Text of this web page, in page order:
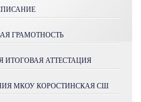
ГРАМОТНОСТЬ
ИТОГОВАЯ АТТЕСТАЦИЯ
МКОУ КОРОСТИНСКАЯ СШ